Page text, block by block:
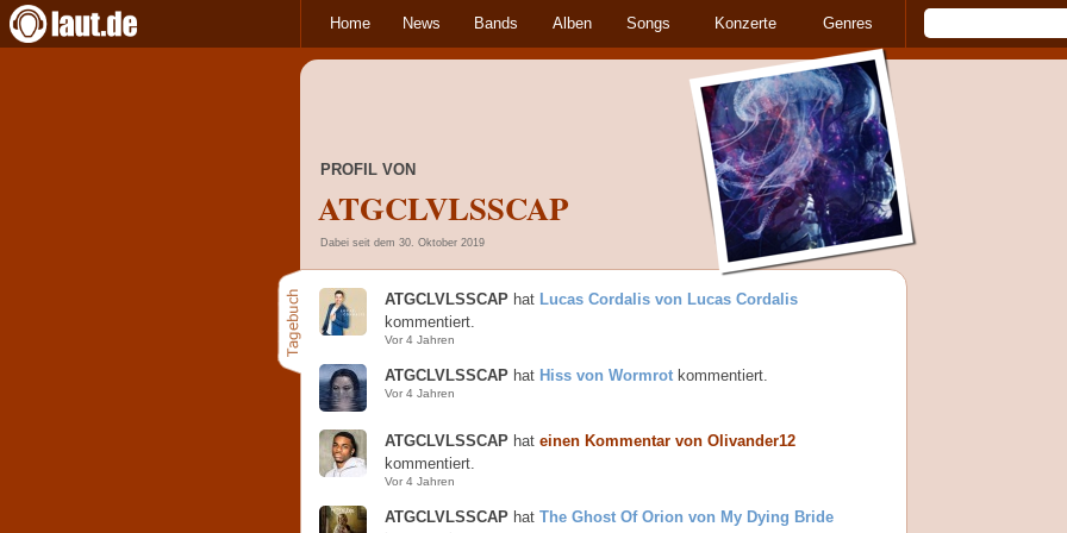
Home News Bands Alben Songs Konzerte Genres
PROFIL VON
ATGCLVLSSCAP
Dabei seit dem 30. Oktober 2019
ATGCLVLSSCAP hat Lucas Cordalis von Lucas Cordalis
kommentiert.
Vor 4 Jahren
ATGCLVLSSCAP hat Hiss von Wormrot kommentiert.
Vor 4 Jahren
ATGCLVLSSCAP hat einen Kommentar von Olivander12
kommentiert.
Vor 4 Jahren
ATGCLVLSSCAP hat The Ghost Of Orion von My Dying Bride